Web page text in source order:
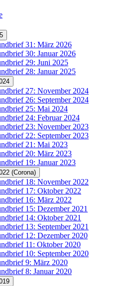
31: März 2026
30: Januar 2026
29: Juni 2025
28: Januar 2025
27: November 2024
26: September 2024
25: Mai 2024
24: Februar 2024
23: November 2023
22: September 2023
21: Mai 2023
20: März 2023
19: Januar 2023
(Corona)
18: November 2022
17: Oktober 2022
16: März 2022
15: Dezember 2021
14: Oktober 2021
13: September 2021
12: Dezember 2020
11: Oktober 2020
10: September 2020
9: März 2020
8: Januar 2020